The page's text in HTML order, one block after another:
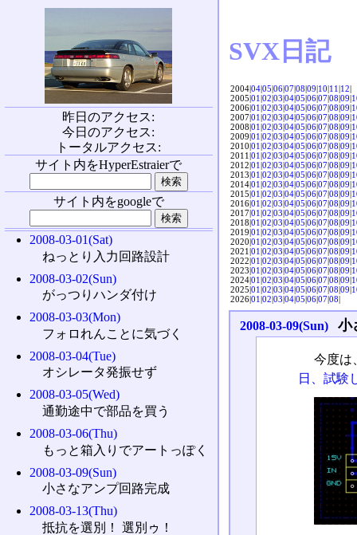
SVX日記
2004|04|05|06|07|08|09|10|11|12|
2005|01|02|03|04|05|06|07|08|09|
2006|01|02|03|04|05|06|07|08|09|
2007|01|02|03|04|05|06|07|08|09|
2008|01|02|03|04|05|06|07|08|09|
2009|01|02|03|04|05|06|07|08|09|
2010|01|02|03|04|05|06|07|08|09|
2011|01|02|03|04|05|06|07|08|09|
2012|01|02|03|04|05|06|07|08|09|
2013|01|02|03|04|05|06|07|08|09|
2014|01|02|03|04|05|06|07|08|09|
2015|01|02|03|04|05|06|07|08|09|
2016|01|02|03|04|05|06|07|08|09|
2017|01|02|03|04|05|06|07|08|09|
2018|01|02|03|04|05|06|07|08|09|
2019|01|02|03|04|05|06|07|08|09|
2020|01|02|03|04|05|06|07|08|09|
2021|01|02|03|04|05|06|07|08|09|
2022|01|02|03|04|05|06|07|08|09|
2023|01|02|03|04|05|06|07|08|09|
2024|01|02|03|04|05|06|07|08|09|
2025|01|02|03|04|05|06|07|08|09|
2026|01|02|03|04|05|06|07|08|
2008-03-09(Sun) 小
今度は
日、試験
昨日のアクセス:
今日のアクセス:
トータルアクセス:
サイト内をHyperEstraierで
サイト内をgoogleで
2008-03-01(Sat)
ねっとり入力回路設計
2008-03-02(Sun)
がっつりハンダ付け
2008-03-03(Mon)
フォロれんことに気づく
2008-03-04(Tue)
オシレータ発振せず
2008-03-05(Wed)
通勤途中で部品を買う
2008-03-06(Thu)
もっと箱入りでアートっぽく
2008-03-09(Sun)
小さなアンプ回路完成
2008-03-13(Thu)
抵抗を選別！ 選別ゥ！